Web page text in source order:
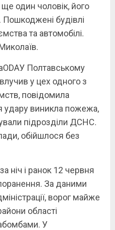
один чоловік, його
Пошкоджені будівлі
та автомобілі.
Полтавському
у цех одного з
повідомила
удару виникла пожежа,
підрозділи ДСНС.
обійшлося без
ніч і ранок 12 червня
За даними
ворог майже
області
У